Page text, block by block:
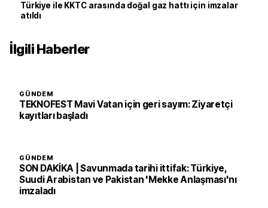
Türkiye ile KKTC arasında doğal gaz hattı için imzalar
atıldı
İlgili Haberler
GÜNDEM
TEKNOFEST Mavi Vatan için geri sayım: Ziyaretçi
kayıtları başladı
GÜNDEM
SON DAKİKA | Savunmada tarihi ittifak: Türkiye,
Suudi Arabistan ve Pakistan 'Mekke Anlaşması'nı
imzaladı